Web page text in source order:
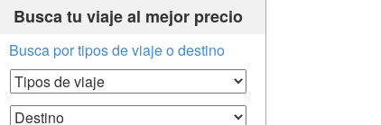
Busca tu viaje al mejor precio
Busca por tipos de viaje o destino
Tipos de Viaje
Destino